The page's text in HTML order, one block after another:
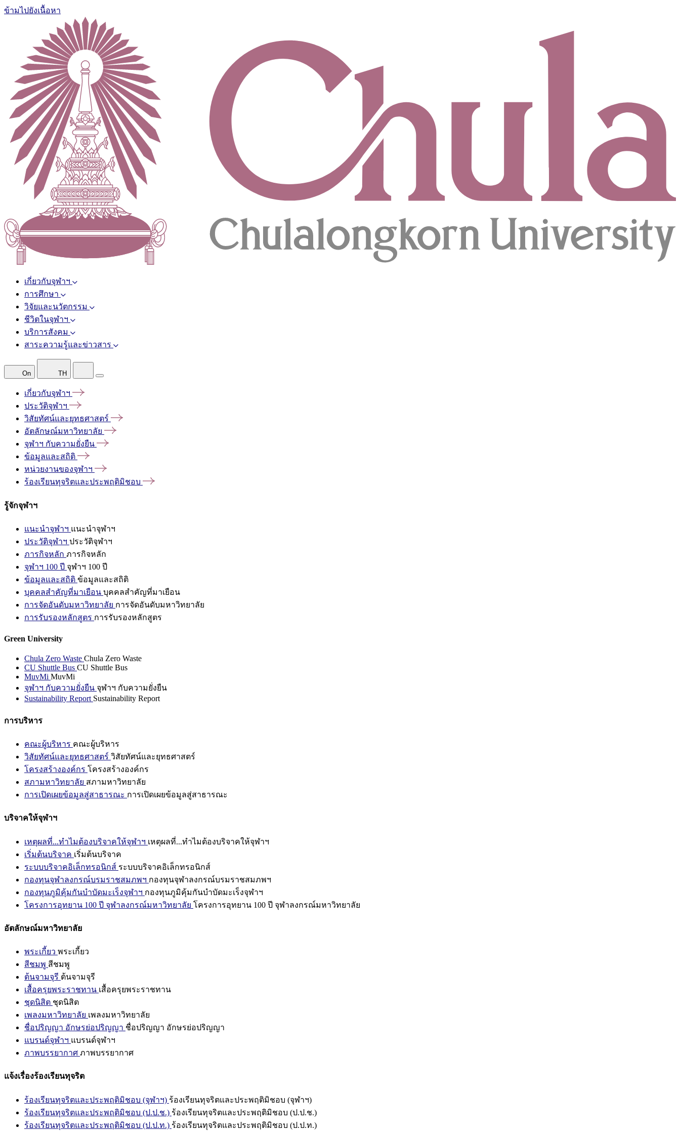
ข้ามไปยังเนื้อหา
เกี่ยวกับจุฬาฯ
การศึกษา
วิจัยและนวัตกรรม
ชีวิตในจุฬาฯ
บริการสังคม
สาระความรู้และข่าวสาร
On TH
เกี่ยวกับจุฬาฯ
ประวัติจุฬาฯ
วิสัยทัศน์และยุทธศาสตร์
อัตลักษณ์มหาวิทยาลัย
จุฬาฯ กับความยั่งยืน
ข้อมูลและสถิติ
หน่วยงานของจุฬาฯ
ร้องเรียนทุจริตและประพฤติมิชอบ
รู้จักจุฬาฯ
แนะนำจุฬาฯ แนะนำจุฬาฯ
ประวัติจุฬาฯ ประวัติจุฬาฯ
ภารกิจหลัก ภารกิจหลัก
จุฬาฯ 100 ปี จุฬาฯ 100 ปี
ข้อมูลและสถิติ ข้อมูลและสถิติ
บุคคลสำคัญที่มาเยือน บุคคลสำคัญที่มาเยือน
การจัดอันดับมหาวิทยาลัย การจัดอันดับมหาวิทยาลัย
การรับรองหลักสูตร การรับรองหลักสูตร
Green University
Chula Zero Waste Chula Zero Waste
CU Shuttle Bus CU Shuttle Bus
MuvMi MuvMi
จุฬาฯ กับความยั่งยืน จุฬาฯ กับความยั่งยืน
Sustainability Report Sustainability Report
การบริหาร
คณะผู้บริหาร คณะผู้บริหาร
วิสัยทัศน์และยุทธศาสตร์ วิสัยทัศน์และยุทธศาสตร์
โครงสร้างองค์กร โครงสร้างองค์กร
สภามหาวิทยาลัย สภามหาวิทยาลัย
การเปิดเผยข้อมูลสู่สาธารณะ การเปิดเผยข้อมูลสู่สาธารณะ
บริจาคให้จุฬาฯ
เหตุผลที่...ทำไมต้องบริจาคให้จุฬาฯ เหตุผลที่...ทำไมต้องบริจาคให้จุฬาฯ
เริ่มต้นบริจาค เริ่มต้นบริจาค
ระบบบริจาคอิเล็กทรอนิกส์ ระบบบริจาคอิเล็กทรอนิกส์
กองทุนจุฬาลงกรณ์บรมราชสมภพฯ กองทุนจุฬาลงกรณ์บรมราชสมภพฯ
กองทุนภูมิคุ้มกันบำบัดมะเร็งจุฬาฯ กองทุนภูมิคุ้มกันบำบัดมะเร็งจุฬาฯ
โครงการอุทยาน 100 ปี จุฬาลงกรณ์มหาวิทยาลัย โครงการอุทยาน 100 ปี จุฬาลงกรณ์มหาวิทยาลัย
อัตลักษณ์มหาวิทยาลัย
พระเกี้ยว พระเกี้ยว
สีชมพู สีชมพู
ต้นจามจุรี ต้นจามจุรี
เสื้อครุยพระราชทาน เสื้อครุยพระราชทาน
ชุดนิสิต ชุดนิสิต
เพลงมหาวิทยาลัย เพลงมหาวิทยาลัย
ชื่อปริญญา อักษรย่อปริญญา ชื่อปริญญา อักษรย่อปริญญา
แบรนด์จุฬาฯ แบรนด์จุฬาฯ
ภาพบรรยากาศ ภาพบรรยากาศ
แจ้งเรื่องร้องเรียนทุจริต
ร้องเรียนทุจริตและประพฤติมิชอบ (จุฬาฯ) ร้องเรียนทุจริตและประพฤติมิชอบ (จุฬาฯ)
ร้องเรียนทุจริตและประพฤติมิชอบ (ป.ป.ช.) ร้องเรียนทุจริตและประพฤติมิชอบ (ป.ป.ช.)
ร้องเรียนทุจริตและประพฤติมิชอบ (ป.ป.ท.) ร้องเรียนทุจริตและประพฤติมิชอบ (ป.ป.ท.)